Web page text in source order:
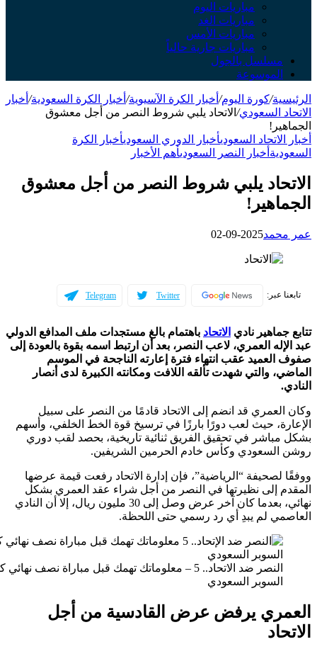
مباريات اليوم
مباريات الغد
مباريات الأمس
مباريات جارية حالياً
بالجول
/كورة اليوم/ أخبار الكرة الآسيوية /أخبار الكرة السعودية/أخبار
السعودي/الاتحاد يلبي شروط النصر من أجل معشوق
السعودي أخبار الدوري السعودي أخبار الكرة
أخبار النصر السعودي أهم الأخبار
يلبي شروط النصر من أجل معشوق
2025-09-02
Twitter
Telegram
ناديالاتحادباهتمام بالغ مستجدات ملف المدافع الدولي
العمري، لاعب النصر، بعد أن ارتبط اسمه بقوة بالعودة إلى
عقب انتهاء فترة إعارته الناجحة في الموسم
والتي شهدت تألقه اللافت ومكانته الكبيرة لدى أنصار
قد انضم إلى الاتحاد قادمًا من النصر على سبيل
حيث لعب دورًا بارزًا في ترسيخ قوة الخط الخلفي، وأسهم
في تحقيق الفريق ثنائية تاريخية، بحصد لقب دوري
وكأس خادم الحرمين الشريفين.
“الرياضية”، فإن إدارة الاتحاد رفعت قيمة عرضها
إلى نظيرتها في النصر من أجل شراء عقد العمري بشكل
نهائي، بعدما كان آخر عرض وصل إلى 30 مليون ريال، إلا أن النادي
لم يبدِ أي رد رسمي حتى اللحظة.
النصر ضد الاتحاد.. 5 – معلوماتك تهمك قبل مباراة نصف نهائي كأس
السعودي
يرفض عرض القادسية من أجل